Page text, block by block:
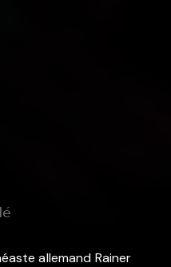
allemand Rainer